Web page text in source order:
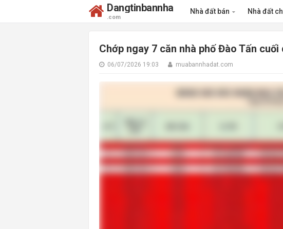
Dangtinbannha
.com
Nhà đất bán Nhà đất
Chớp ngay 7 căn nhà phố Đào Tấn
06/07/2026 19:03 muabannhadat.com